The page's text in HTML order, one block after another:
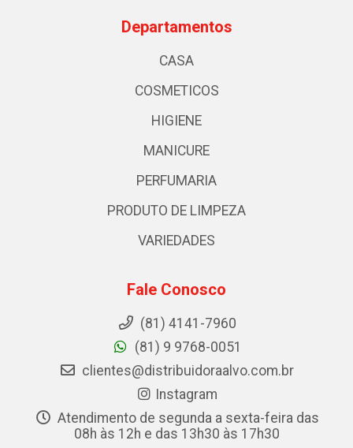
Departamentos
CASA
COSMETICOS
HIGIENE
MANICURE
PERFUMARIA
PRODUTO DE LIMPEZA
VARIEDADES
Fale Conosco
(81) 4141-7960
(81) 9 9768-0051
clientes@distribuidoraalvo.com.br
Instagram
Atendimento de segunda a sexta-feira das
08h às 12h e das 13h30 às 17h30